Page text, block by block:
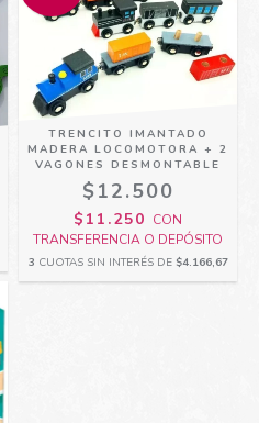
TRENCITO IMANTADO
MADERA LOCOMOTORA + 2
VAGONES DESMONTABLE
$12.500
$11.250 CON
TRANSFERENCIA O DEPÓSITO
3 CUOTAS SIN INTERÉS DE $4.166,67